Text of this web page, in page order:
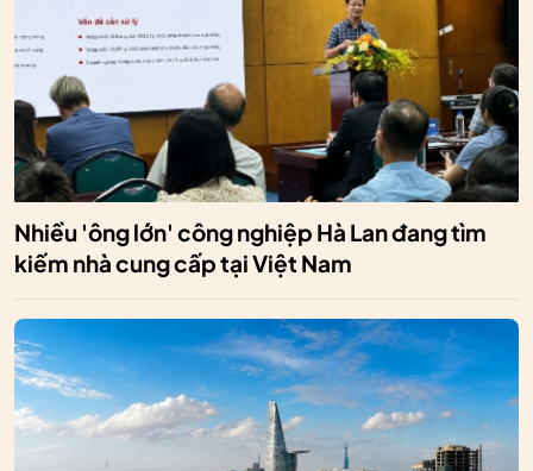
Nhiều 'ông lớn' công nghiệp Hà Lan đang tìm
kiếm nhà cung cấp tại Việt Nam